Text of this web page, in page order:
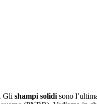
Gli shampi solidi sono